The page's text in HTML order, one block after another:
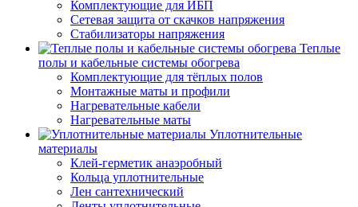
Комплектующие для ИБП
Сетевая защита от скачков напряжения
Стабилизаторы напряжения
Теплые
полы и кабельные системы обогрева
Комплектующие для тёплых полов
Монтажные маты и профили
Нагревательные кабели
Нагревательные маты
Уплотнительные
материалы
Клей-герметик анаэробный
Кольца уплотнительные
Лен сантехнический